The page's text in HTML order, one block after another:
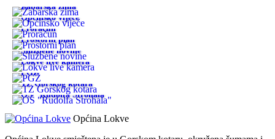
Žabarska zima
Općinsko vijeće
Proračun
Prostorni plan
Službene novine
Lokve live kamera
PGŽ
TZ Gorskog kotara
OŠ "Rudolfa Strohala"
Općina Lokve